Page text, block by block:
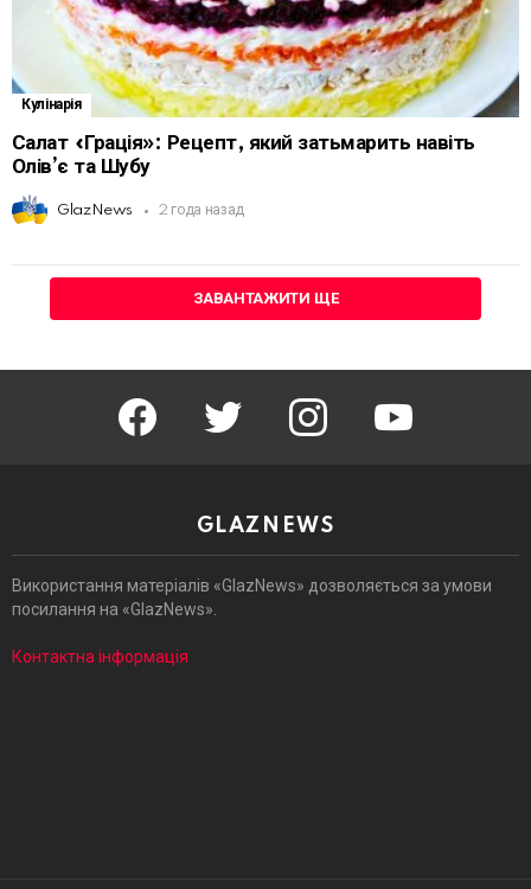
Кулінарія
Салат «Грація»: Рецепт, який затьмарить навіть
Олів’є та Шубу
GlazNews 2 года назад
ЗАВАНТАЖИТИ ЩЕ
facebook twitter instagram youtube
GLAZNEWS
Використання матеріалів «GlazNews» дозволяється за умови
посилання на «GlazNews».
Контактна інформація